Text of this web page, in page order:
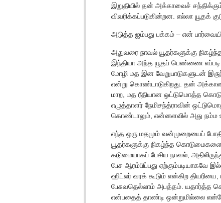
இறுதியில் தன் அக்காவைச்
விவரிக்கப்படுகின்றன. எல்லா யூதக்
அடுத்த ஐம்பது பக்கம் – என்
அதுவரை நாவல் யூதர்களுக்கு
இந்தியா அந்த யூதப் பெண்ணை எப்படி
மோழி மத இன வேறுபாடுகளுடன்
என்று கொண்டாடுகிறது. தன்
மாற, மத ரீதியான ஒட்டுமொத்த
எழுத்தாளர் நேமிசந்த்ராவின்
கொண்டாலும், என்னளவில் அது நம்ம
எந்த ஒரு மதமும் வன்முறையைப்
யூதர்களுக்கு நிகழ்ந்த
கடுமையாகப் பேசிய நாவல்,
பேச ஆரம்பிப்பது ஏற்கும்படியாகவே
ஹிட்லர் வரக் கூடும் என்கிற
பேசுவதெல்லாம் அபத்தம். யதார்த்த
என்பதைத் தாண்டி ஒன்றுமில்லை